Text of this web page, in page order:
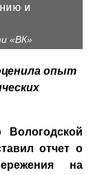
и
«ВК»
опыт
отчет о
на